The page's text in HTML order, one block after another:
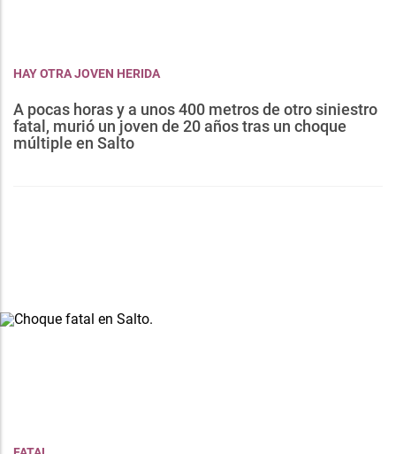
HAY OTRA JOVEN HERIDA
A pocas horas y a unos 400 metros de otro siniestro
fatal, murió un joven de 20 años tras un choque
múltiple en Salto